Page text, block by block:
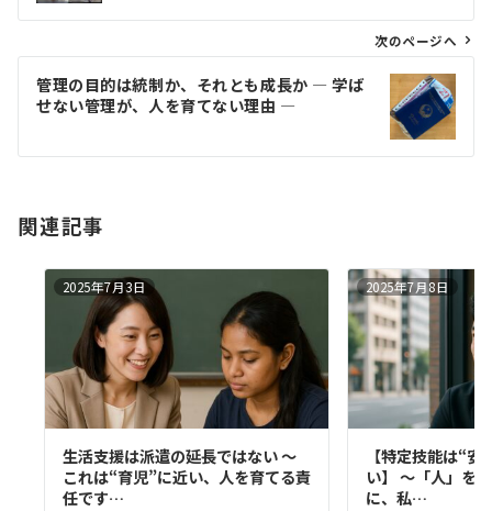
ビ
ン
次のページへ
管理の目的は統制か、それとも成長か ― 学ば
せない管理が、人を育てない理由 ―
関連記事
2025年7月3日
生活支援は派遣の延長ではない 〜
これは“育児”に近い、人を育てる責
任です…
2025年7月8日
【特定技能は“
い】 〜「人」を
に、私…